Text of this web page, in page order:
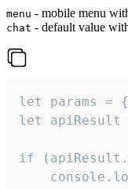
menu - mobile menu
chat - default value
let params
let apiResult
if